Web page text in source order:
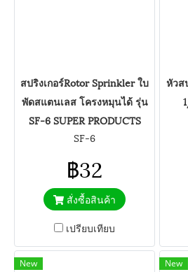
สปริงเกอร์Rotor Sprinkler ใบ
พัดสแตนเลส โครงหมุนได้ รุ่น
SF-6 SUPER PRODUCTS
SF-6
฿32
สั่งซื้อสินค้า
เปรียบเทียบ
หัวส
New New